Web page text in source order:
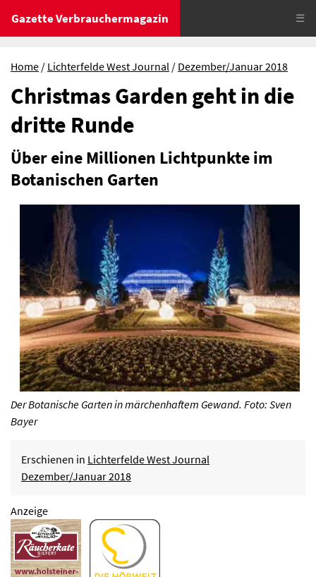
Gazette Verbrauchermagazin ☰
Home Lichterfelde West Journal Dezember/Januar 2018
Christmas Garden geht in die
dritte Runde
Über eine Millionen Lichtpunkte im
Botanischen Garten
Der Botanische Garten in märchenhaftem Gewand. Foto: Sven
Bayer
Erschienen in Lichterfelde West Journal
Dezember/Januar 2018
Anzeige